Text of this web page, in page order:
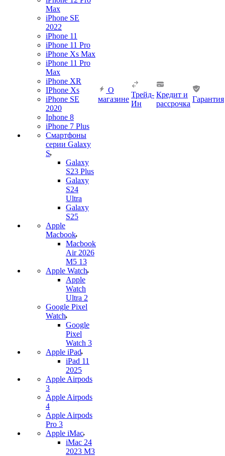
Max
iPhone SE
2022
iPhone 11
iPhone 11 Pro
iPhone Xs Max
iPhone 11 Pro
Max
iPhone XR
IPhone Xs
iPhone SE
2020
Iphone 8
iPhone 7 Plus
Смартфоны
серии Galaxy
S
Galaxy
S23 Plus
Galaxy
S24
Ultra
Galaxy
S25
Apple
Macbook
Macbook
Air 2026
M5 13
Apple Watch
Apple
Watch
Ultra 2
Google Pixel
Watch
Google
Pixel
Watch 3
Apple iPad
iPad 11
2025
Apple Airpods
3
Apple Airpods
4
Apple Airpods
Pro 3
Apple iMac
iMac 24
2023 M3
О
магазине
Трейд-
Ин
Кредит и
рассрочка
Гарантия